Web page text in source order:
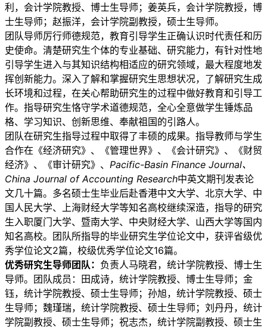
利，会计学院教授、博士生导师；姜英兵，会计学院教授，博
士生导师；赵振洋，会计学院副教授，硕士生导师。
团队导师厉行师德规范，教育引导学生正确认识时代责任和历
史使命。清楚研究生个体的专业基础、研究能力，有针对性地
引导学生进入与其知识结构相适应的研究领域，最大程度地发
挥创新能力。深入了解和掌握研究生思想状况，了解研究生成
长环境和过程，在关心帮助研究生的过程中做好教育和引导工
作。指导研究生恪守学术道德规范，全心全意做学生锤炼品
格、学习知识、创新思维、奉献祖国的引路人。
团队在研究生指导过程中取得了丰硕的成果。指导教师与学生
合作在《经济研究》、《管理世界》、《会计研究》、《财贸
经济》、《审计研究》、 Pacific-Basin Finance Journal、
China Journal of Accounting Research中英文期刊发表论
文几十篇。多名硕士生毕业后赴香港中文大学、北京大学、中
国人民大学、上海财经大学等知名高校继续深造，指导的研究
生入职厦门大学、暨南大学、中央财经大学、山西大学等国内
知名高校。团队所指导的毕业研究生学位论文中，获评省级优
秀学位论文2篇，校级优秀学位论文16篇。
优秀研究生导师团队： 负责人马晓君，统计学院教授、博士生
导师。团队成员：田成诗，统计学院教授、博士生导师；金
钰，统计学院教授、硕士生导师；孙旭，统计学院教授、硕士
生导师；魏瑾瑞，统计学院教授、硕士生导师；刘丹丹，统计
学院副教授、硕士生导师；祝志杰，统计学院副教授、硕士生